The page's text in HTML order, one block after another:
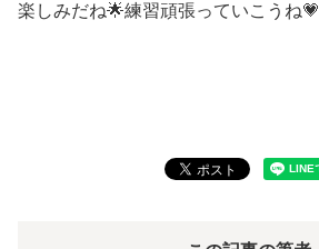
楽しみだね🌟練習頑張っていこうね💗